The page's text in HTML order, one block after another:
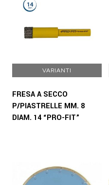
VARIANTI
FRESA A SECCO
P/PIASTRELLE MM. 8
DIAM. 14 “PRO-FIT”